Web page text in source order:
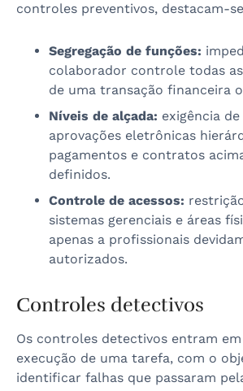
controles preventivos, destacam-
Segregação de funções:
colaborador controle todas
de uma transação financeira
Níveis de alçada: exigência
aprovações eletrônicas
pagamentos e contratos
definidos.
Controle de acessos:
sistemas gerenciais e áreas
apenas a profissionais
autorizados.
Controles detectivos
Os controles detectivos entram
execução de uma tarefa, com o
identificar falhas que passaram